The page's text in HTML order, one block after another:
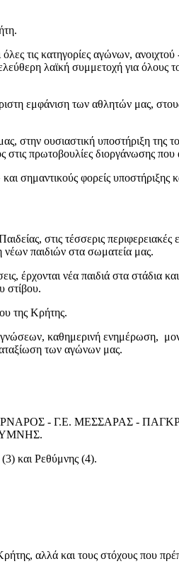
τις κατηγορίες αγώνων, ανοιχτού
λαϊκή συμμετοχή για όλους
εμφάνιση των αθλητών μας,
στην ουσιαστική υποστήριξη της
πρωτοβουλίες διοργάνωσης
φορείς υποστήριξης
στις τέσσερις περιφερειακές
παιδιών στα σωματεία μας.
έρχονται νέα παιδιά στα στάδια
στίβου.
της Κρήτης.
καθημερινή ενημέρωση,
των αγώνων μας.
- Γ.Ε. ΜΕΣΣΑΡΑΣ -
και Ρεθύμνης (4).
αλλά και τους στόχους που